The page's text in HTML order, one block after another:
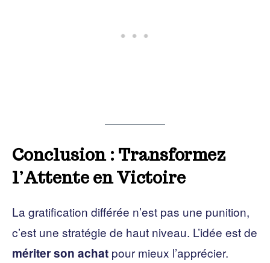
Conclusion : Transformez
l’Attente en Victoire
La gratification différée n’est pas une punition,
c’est une stratégie de haut niveau. L’idée est de
mériter son achat pour mieux l’apprécier.